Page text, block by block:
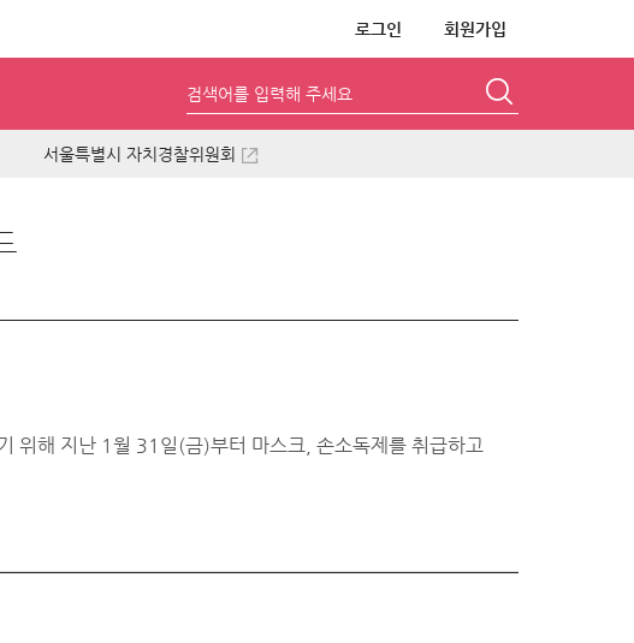
로그인 회원가입
검색어를 입력해 주세요
서울특별시 자치경찰위원회
위해 지난 1월 31일(금)부터 마스크, 손소독제를 취급하고